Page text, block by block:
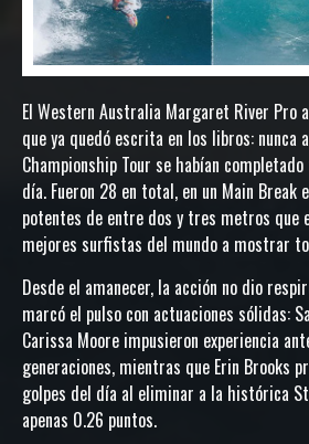
El Western Australia Margaret River Pro
que ya quedó escrita en los libros: nunca
Championship Tour se habían
día. Fueron 28 en total, en un Main Break
potentes de entre dos y tres metros que
mejores surfistas del mundo a mostrar
Desde el amanecer, la acción no dio
marcó el pulso con actuaciones sólidas:
Carissa Moore impusieron experiencia
generaciones, mientras que Erin Brooks
golpes del día al eliminar a la histórica
apenas 0.26 puntos.